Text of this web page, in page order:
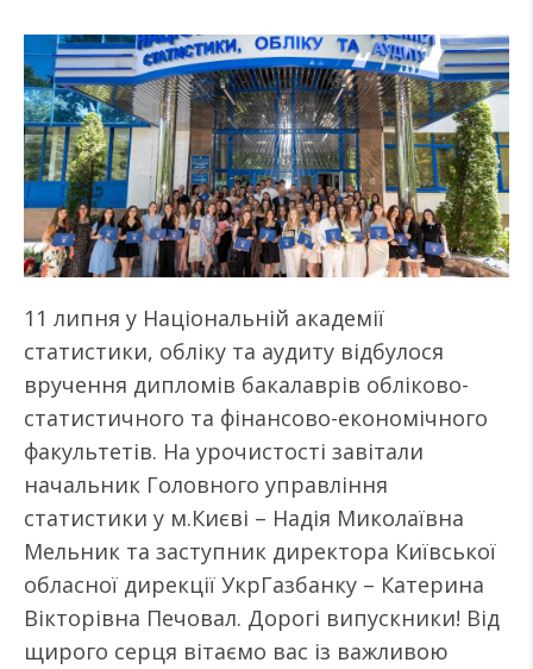
11 липня у Національній академії
статистики, обліку та аудиту відбулося
вручення дипломів бакалаврів обліково-
статистичного та фінансово-економічного
факультетів. На урочистості завітали
начальник Головного управління
статистики у м.Києві – Надія Миколаївна
Мельник та заступник директора Київської
обласної дирекції УкрГазбанку – Катерина
Вікторівна Печовал. Дорогі випускники! Від
щирого серця вітаємо вас із важливою